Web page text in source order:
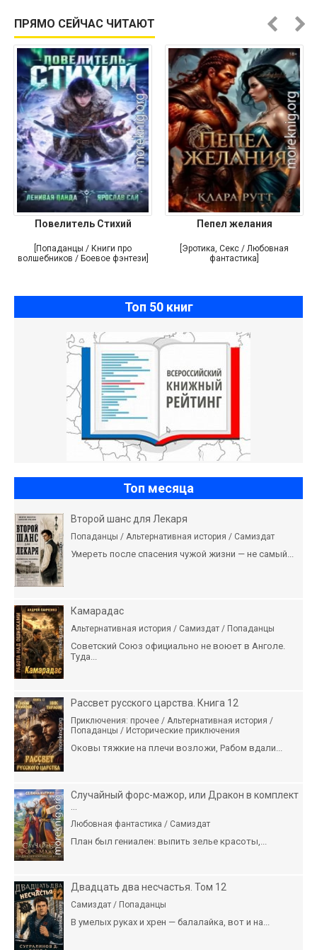
ПРЯМО СЕЙЧАС ЧИТАЮТ
Повелитель Стихий
[Попаданцы / Книги про
волшебников / Боевое фэнтези]
Пепел желания
[Эротика, Секс / Любовная
фантастика]
Топ 50 книг
Топ месяца
Второй шанс для Лекаря
Попаданцы / Альтернативная история / Самиздат
Умереть после спасения чужой жизни — не самый...
Камарадас
Альтернативная история / Самиздат / Попаданцы
Советский Союз официально не воюет в Анголе.
Туда...
Рассвет русского царства. Книга 12
Приключения: прочее / Альтернативная история /
Попаданцы / Исторические приключения
Оковы тяжкие на плечи возложи, Рабом вдали...
Случайный форс-мажор, или Дракон в комплект
Любовная фантастика / Самиздат
План был гениален: выпить зелье красоты,...
Двадцать два несчастья. Том 12
Самиздат / Попаданцы
В умелых руках и хрен — балалайка, вот и на...